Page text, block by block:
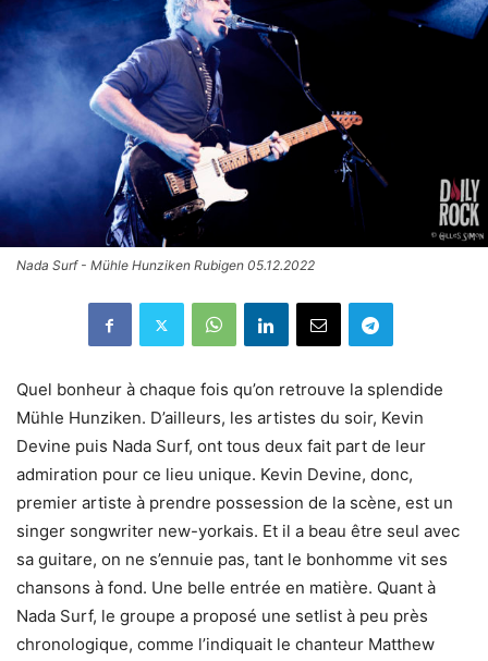
Nada Surf - Mühle Hunziken Rubigen 05.12.2022
Quel bonheur à chaque fois qu’on retrouve la splendide
Mühle Hunziken. D’ailleurs, les artistes du soir, Kevin
Devine puis Nada Surf, ont tous deux fait part de leur
admiration pour ce lieu unique. Kevin Devine, donc,
premier artiste à prendre possession de la scène, est un
singer songwriter new-yorkais. Et il a beau être seul avec
sa guitare, on ne s’ennuie pas, tant le bonhomme vit ses
chansons à fond. Une belle entrée en matière. Quant à
Nada Surf, le groupe a proposé une setlist à peu près
chronologique, comme l’indiquait le chanteur Matthew